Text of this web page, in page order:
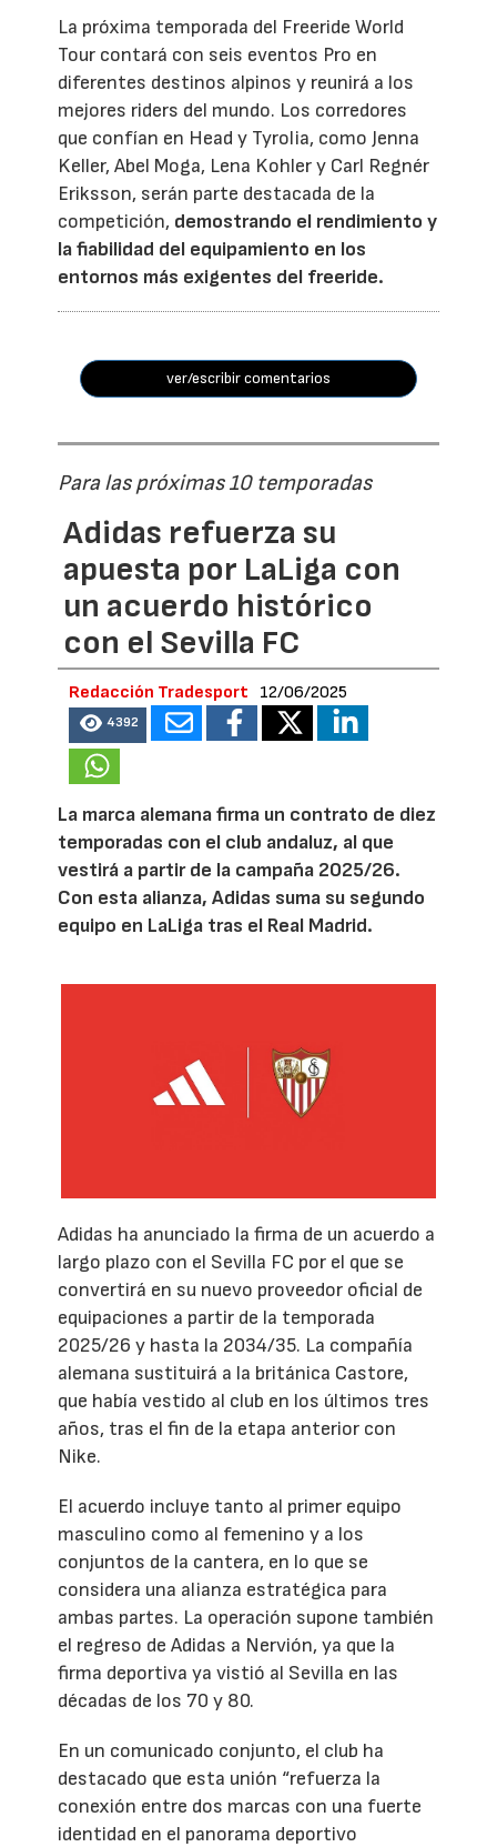
La próxima temporada del Freeride World
Tour contará con seis eventos Pro en
diferentes destinos alpinos y reunirá a los
mejores riders del mundo. Los corredores
que confían en Head y Tyrolia, como Jenna
Keller, Abel Moga, Lena Kohler y Carl Regnér
Eriksson, serán parte destacada de la
competición, demostrando el rendimiento y
la fiabilidad del equipamiento en los
entornos más exigentes del freeride.
ver/escribir comentarios
Para las próximas 10 temporadas
Adidas refuerza su
apuesta por LaLiga con
un acuerdo histórico
con el Sevilla FC
Redacción Tradesport 12/06/2025
4392
La marca alemana firma un contrato de diez
temporadas con el club andaluz, al que
vestirá a partir de la campaña 2025/26.
Con esta alianza, Adidas suma su segundo
equipo en LaLiga tras el Real Madrid.
Adidas ha anunciado la firma de un acuerdo a
largo plazo con el Sevilla FC por el que se
convertirá en su nuevo proveedor oficial de
equipaciones a partir de la temporada
2025/26 y hasta la 2034/35. La compañía
alemana sustituirá a la británica Castore,
que había vestido al club en los últimos tres
años, tras el fin de la etapa anterior con
Nike.
El acuerdo incluye tanto al primer equipo
masculino como al femenino y a los
conjuntos de la cantera, en lo que se
considera una alianza estratégica para
ambas partes. La operación supone también
el regreso de Adidas a Nervión, ya que la
firma deportiva ya vistió al Sevilla en las
décadas de los 70 y 80.
En un comunicado conjunto, el club ha
destacado que esta unión “refuerza la
conexión entre dos marcas con una fuerte
identidad en el panorama deportivo